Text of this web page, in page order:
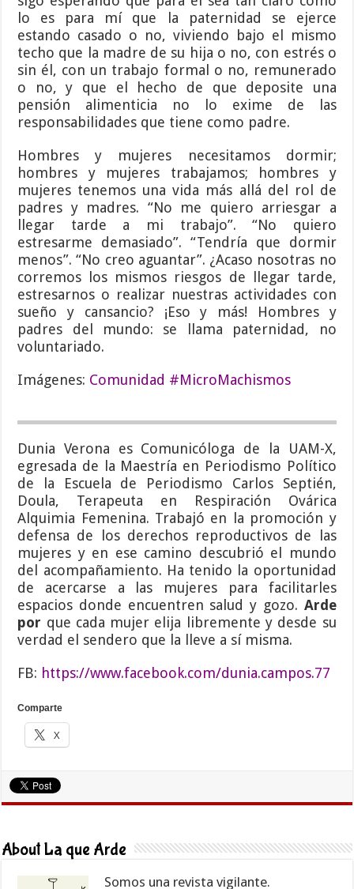
lo es para mí que la paternidad se ejerce
estando casado o no, viviendo bajo el mismo
techo que la madre de su hija o no, con estrés o
sin él, con un trabajo formal o no, remunerado
o no, y que el hecho de que deposite una
pensión alimenticia no lo exime de las
responsabilidades que tiene como padre.
Hombres y mujeres necesitamos dormir;
hombres y mujeres trabajamos; hombres y
mujeres tenemos una vida más allá del rol de
padres y madres. “No me quiero arriesgar a
llegar tarde a mi trabajo”. “No quiero
estresarme demasiado”. “Tendría que dormir
menos”. “No creo aguantar”. ¿Acaso nosotras no
corremos los mismos riesgos de llegar tarde,
estresarnos o realizar nuestras actividades con
sueño y cansancio? ¡Eso y más! Hombres y
padres del mundo: se llama paternidad, no
voluntariado.
Imágenes: Comunidad #MicroMachismos
Dunia Verona es Comunicóloga de la UAM-X,
egresada de la Maestría en Periodismo Político
de la Escuela de Periodismo Carlos Septién,
Doula, Terapeuta en Respiración Ovárica
Alquimia Femenina. Trabajó en la promoción y
defensa de los derechos reproductivos de las
mujeres y en ese camino descubrió el mundo
del acompañamiento. Ha tenido la oportunidad
de acercarse a las mujeres para facilitarles
espacios donde encuentren salud y gozo. Arde
por que cada mujer elija libremente y desde su
verdad el sendero que la lleve a sí misma.
FB: https://www.facebook.com/dunia.campos.77
Comparte
X
About La que Arde
Somos una revista vigilante.